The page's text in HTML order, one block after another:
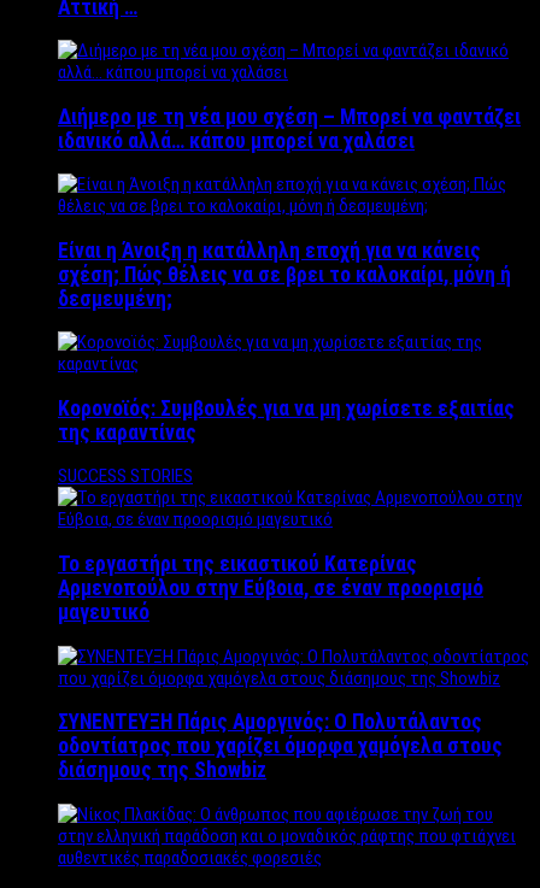
Αττική …
Διήμερο με τη νέα μου σχέση – Μπορεί να φαντάζει
ιδανικό αλλά… κάπου μπορεί να χαλάσει
Είναι η Άνοιξη η κατάλληλη εποχή για να κάνεις
σχέση; Πώς θέλεις να σε βρει το καλοκαίρι, μόνη ή
δεσμευμένη;
Κορονοϊός: Συμβουλές για να μη χωρίσετε εξαιτίας
της καραντίνας
SUCCESS STORIES
Το εργαστήρι της εικαστικού Κατερίνας
Αρμενοπούλου στην Εύβοια, σε έναν προορισμό
μαγευτικό
ΣΥΝΕΝΤΕΥΞΗ Πάρις Αμοργινός: O Πολυτάλαντος
οδοντίατρος που χαρίζει όμορφα χαμόγελα στους
διάσημους της Showbiz